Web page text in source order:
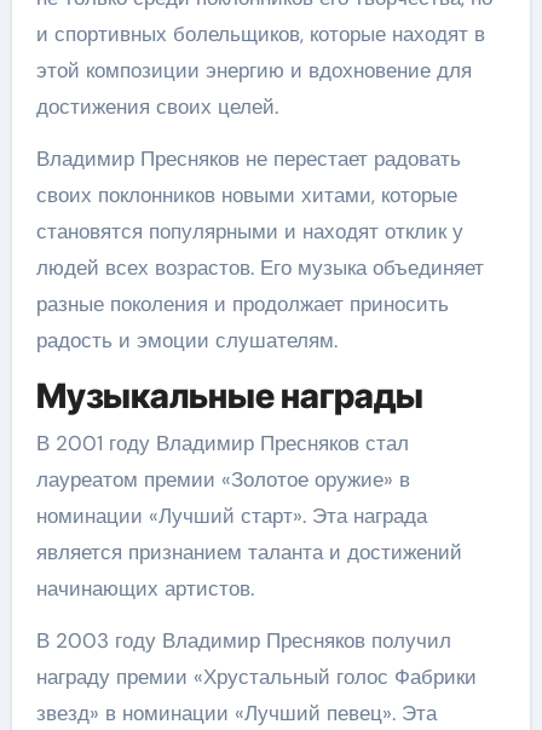
и спортивных болельщиков, которые находят в
этой композиции энергию и вдохновение для
достижения своих целей.
Владимир Пресняков не перестает радовать
своих поклонников новыми хитами, которые
становятся популярными и находят отклик у
людей всех возрастов. Его музыка объединяет
разные поколения и продолжает приносить
радость и эмоции слушателям.
Музыкальные награды
В 2001 году Владимир Пресняков стал
лауреатом премии «Золотое оружие» в
номинации «Лучший старт». Эта награда
является признанием таланта и достижений
начинающих артистов.
В 2003 году Владимир Пресняков получил
награду премии «Хрустальный голос Фабрики
звезд» в номинации «Лучший певец». Эта